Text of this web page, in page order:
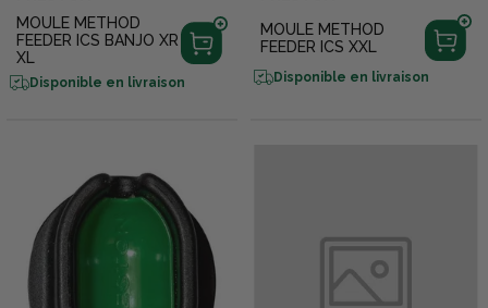
MOULE METHOD
FEEDER ICS BANJO XR
XL
Disponible en livraison
MOULE METHOD
FEEDER ICS XXL
Disponible en livraison